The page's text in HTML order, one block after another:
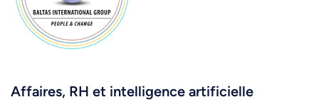
Affaires, RH et intelligence artificielle